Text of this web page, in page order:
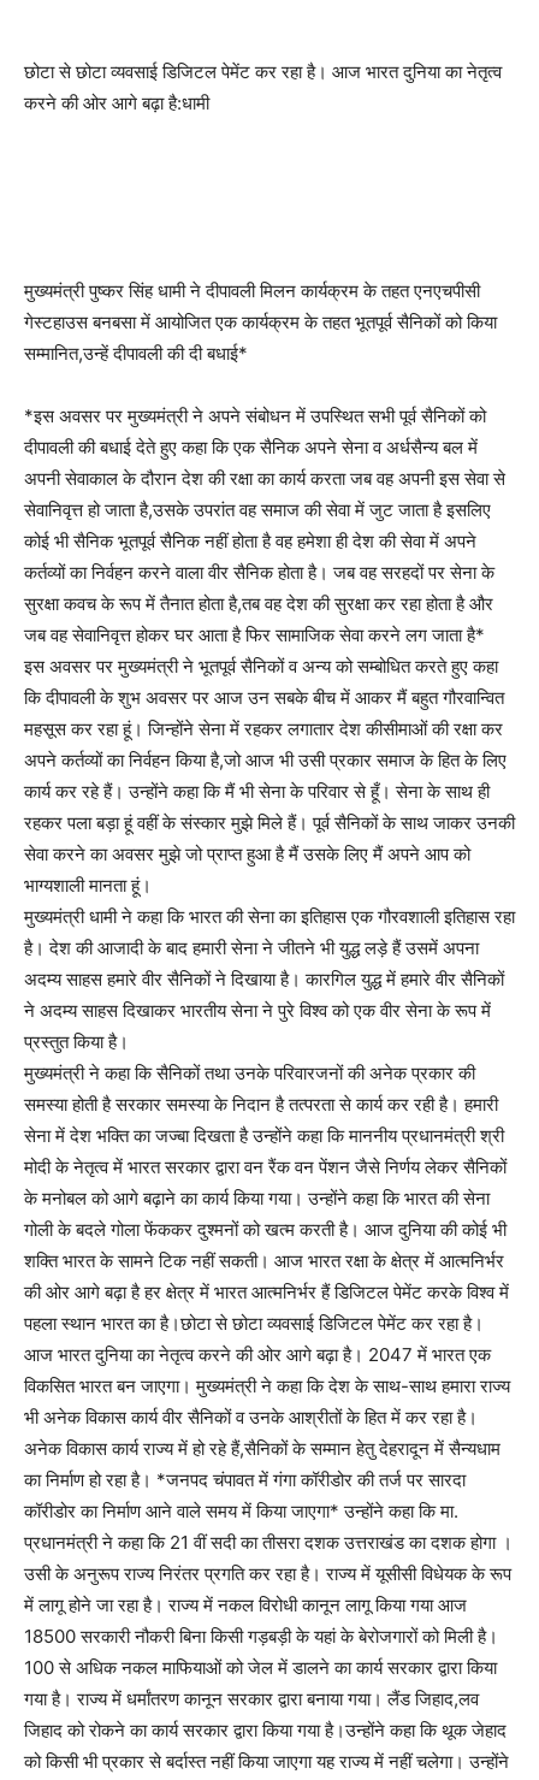
छोटा से छोटा व्यवसाई डिजिटल पेमेंट कर रहा है। आज भारत दुनिया का नेतृत्व
करने की ओर आगे बढ़ा है:धामी
मुख्यमंत्री पुष्कर सिंह धामी ने दीपावली मिलन कार्यक्रम के तहत एनएचपीसी
गेस्टहाउस बनबसा में आयोजित एक कार्यक्रम के तहत भूतपूर्व सैनिकों को किया
सम्मानित,उन्हें दीपावली की दी बधाई*
*इस अवसर पर मुख्यमंत्री ने अपने संबोधन में उपस्थित सभी पूर्व सैनिकों को
दीपावली की बधाई देते हुए कहा कि एक सैनिक अपने सेना व अर्धसैन्य बल में
अपनी सेवाकाल के दौरान देश की रक्षा का कार्य करता जब वह अपनी इस सेवा से
सेवानिवृत्त हो जाता है,उसके उपरांत वह समाज की सेवा में जुट जाता है इसलिए
कोई भी सैनिक भूतपूर्व सैनिक नहीं होता है वह हमेशा ही देश की सेवा में अपने
कर्तव्यों का निर्वहन करने वाला वीर सैनिक होता है। जब वह सरहदों पर सेना के
सुरक्षा कवच के रूप में तैनात होता है,तब वह देश की सुरक्षा कर रहा होता है और
जब वह सेवानिवृत्त होकर घर आता है फिर सामाजिक सेवा करने लग जाता है*
इस अवसर पर मुख्यमंत्री ने भूतपूर्व सैनिकों व अन्य को सम्बोधित करते हुए कहा
कि दीपावली के शुभ अवसर पर आज उन सबके बीच में आकर मैं बहुत गौरवान्वित
महसूस कर रहा हूं। जिन्होंने सेना में रहकर लगातार देश कीसीमाओं की रक्षा कर
अपने कर्तव्यों का निर्वहन किया है,जो आज भी उसी प्रकार समाज के हित के लिए
कार्य कर रहे हैं। उन्होंने कहा कि मैं भी सेना के परिवार से हूँ। सेना के साथ ही
रहकर पला बड़ा हूं वहीं के संस्कार मुझे मिले हैं। पूर्व सैनिकों के साथ जाकर उनकी
सेवा करने का अवसर मुझे जो प्राप्त हुआ है मैं उसके लिए मैं अपने आप को
भाग्यशाली मानता हूं।
मुख्यमंत्री धामी ने कहा कि भारत की सेना का इतिहास एक गौरवशाली इतिहास रहा
है। देश की आजादी के बाद हमारी सेना ने जीतने भी युद्ध लड़े हैं उसमें अपना
अदम्य साहस हमारे वीर सैनिकों ने दिखाया है। कारगिल युद्ध में हमारे वीर सैनिकों
ने अदम्य साहस दिखाकर भारतीय सेना ने पुरे विश्व को एक वीर सेना के रूप में
प्रस्तुत किया है।
मुख्यमंत्री ने कहा कि सैनिकों तथा उनके परिवारजनों की अनेक प्रकार की
समस्या होती है सरकार समस्या के निदान है तत्परता से कार्य कर रही है। हमारी
सेना में देश भक्ति का जज्बा दिखता है उन्होंने कहा कि माननीय प्रधानमंत्री श्री
मोदी के नेतृत्व में भारत सरकार द्वारा वन रैंक वन पेंशन जैसे निर्णय लेकर सैनिकों
के मनोबल को आगे बढ़ाने का कार्य किया गया। उन्होंने कहा कि भारत की सेना
गोली के बदले गोला फेंककर दुश्मनों को खत्म करती है। आज दुनिया की कोई भी
शक्ति भारत के सामने टिक नहीं सकती। आज भारत रक्षा के क्षेत्र में आत्मनिर्भर
की ओर आगे बढ़ा है हर क्षेत्र में भारत आत्मनिर्भर हैं डिजिटल पेमेंट करके विश्व में
पहला स्थान भारत का है।छोटा से छोटा व्यवसाई डिजिटल पेमेंट कर रहा है।
आज भारत दुनिया का नेतृत्व करने की ओर आगे बढ़ा है। 2047 में भारत एक
विकसित भारत बन जाएगा। मुख्यमंत्री ने कहा कि देश के साथ-साथ हमारा राज्य
भी अनेक विकास कार्य वीर सैनिकों व उनके आश्रीतों के हित में कर रहा है।
अनेक विकास कार्य राज्य में हो रहे हैं,सैनिकों के सम्मान हेतु देहरादून में सैन्यधाम
का निर्माण हो रहा है। *जनपद चंपावत में गंगा कॉरीडोर की तर्ज पर सारदा
कॉरीडोर का निर्माण आने वाले समय में किया जाएगा* उन्होंने कहा कि मा.
प्रधानमंत्री ने कहा कि 21 वीं सदी का तीसरा दशक उत्तराखंड का दशक होगा ।
उसी के अनुरूप राज्य निरंतर प्रगति कर रहा है। राज्य में यूसीसी विधेयक के रूप
में लागू होने जा रहा है। राज्य में नकल विरोधी कानून लागू किया गया आज
18500 सरकारी नौकरी बिना किसी गड़बड़ी के यहां के बेरोजगारों को मिली है।
100 से अधिक नकल माफियाओं को जेल में डालने का कार्य सरकार द्वारा किया
गया है। राज्य में धर्मांतरण कानून सरकार द्वारा बनाया गया। लैंड जिहाद,लव
जिहाद को रोकने का कार्य सरकार द्वारा किया गया है।उन्होंने कहा कि थूक जेहाद
को किसी भी प्रकार से बर्दास्त नहीं किया जाएगा यह राज्य में नहीं चलेगा। उन्होंने